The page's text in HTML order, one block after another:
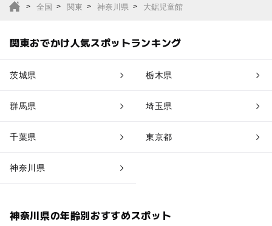
全国 関東 神奈川県 大鋸児童館
関東おでかけ人気スポットランキング
茨城県 栃木県
群馬県 埼玉県
千葉県 東京都
神奈川県
神奈川県の年齢別おすすめスポット